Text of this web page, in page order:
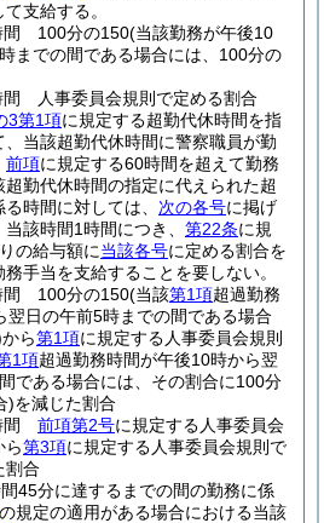
支給する。
間 100分の150(当該勤務が午後10
までの間である場合には、100分の
間 人事委員会規則で定める割合
3第1項に規定する超勤代休時間を指
当該超勤代休時間に警察職員が勤
前項に規定する60時間を超えて勤務
超勤代休時間の指定に代えられた超
時間に対しては、 次の各号に掲げ
該時間1時間につき、 第22条に規
の給与額に当該各号に定める割合を
手当を支給することを要しない。
間 100分の150(当該第1項超過勤務
翌日の午前5時までの間である場合
から第1項に規定する人事委員会規則
1項超過勤務時間が午後10時から翌
である場合には、その割合に100分
)を減じた割合
間 前項第2号に規定する人事委員会
ら第3項に規定する人事委員会規則で
割合
45分に達するまでの間の勤務に係
の規定の適用がある場合における当該